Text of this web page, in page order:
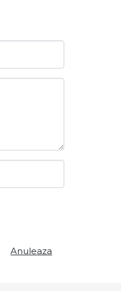
Anuleaza